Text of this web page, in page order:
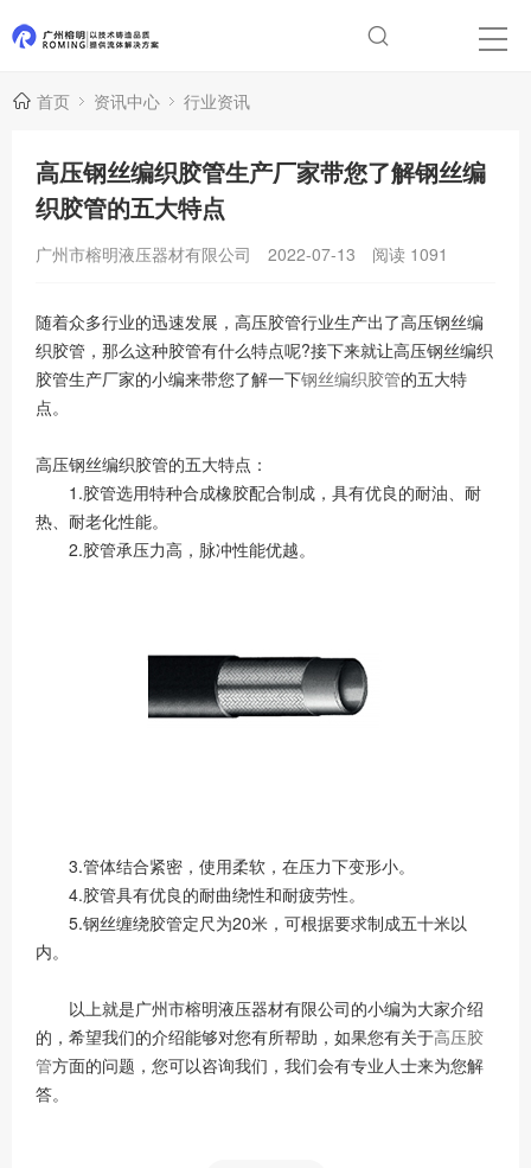
首页 资讯中心 行业资讯
高压钢丝编织胶管生产厂家带您了解钢丝编
织胶管的五大特点
广州市榕明液压器材有限公司 2022-07-13 阅读 1091
随着众多行业的迅速发展，高压胶管行业生产出了高压钢丝编
织胶管，那么这种胶管有什么特点呢?接下来就让高压钢丝编织
胶管生产厂家的小编来带您了解一下钢丝编织胶管的五大特
点。
高压钢丝编织胶管的五大特点：
1.胶管选用特种合成橡胶配合制成，具有优良的耐油、耐
热、耐老化性能。
2.胶管承压力高，脉冲性能优越。
3.管体结合紧密，使用柔软，在压力下变形小。
4.胶管具有优良的耐曲绕性和耐疲劳性。
5.钢丝缠绕胶管定尺为20米，可根据要求制成五十米以
内。
以上就是广州市榕明液压器材有限公司的小编为大家介绍
的，希望我们的介绍能够对您有所帮助，如果您有关于高压胶
管方面的问题，您可以咨询我们，我们会有专业人士来为您解
答。